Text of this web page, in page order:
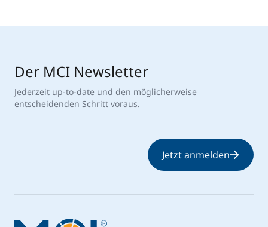
Der MCI Newsletter
Jederzeit up-to-date und den möglicherweise
entscheidenden Schritt voraus.
Jetzt anmelden